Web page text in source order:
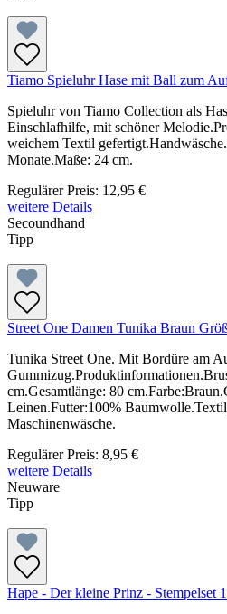
Tiamo Spieluhr Hase mit Ball zum
Spieluhr von Tiamo Collection als
Einschlafhilfe, mit schöner
weichem Textil
Monate.Maße: 24 cm.
Regulärer Preis: 12,95 €
weitere Details
Secoundhand
Tipp
Street One Damen Tunika Braun
Tunika Street One. Mit Bordüre am
cm.Gesamtlänge: 80
Leinen.Futter:100%
Maschinenwäsche.
Regulärer Preis: 8,95 €
weitere Details
Neuware
Tipp
Hape - Der kleine Prinz - Stempelset